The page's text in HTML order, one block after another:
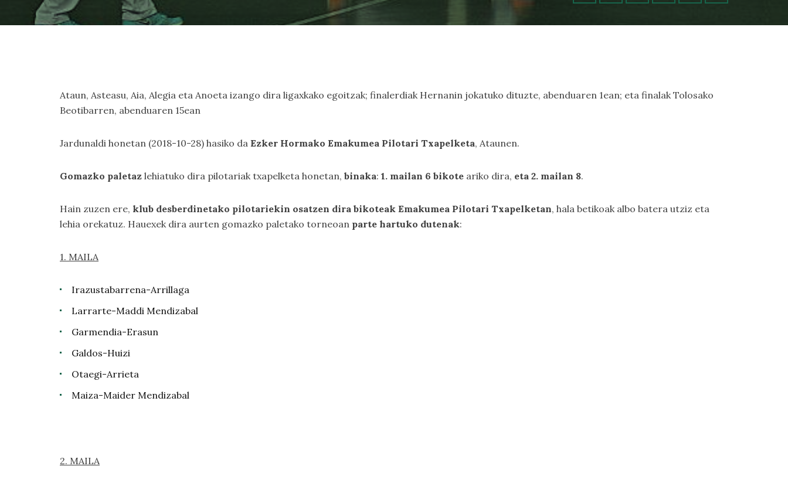
Ataun, Asteasu, Aia, Alegia eta Anoeta izango dira ligaxkako egoitzak; finalerdiak Hernanin jokatuko dituzte, abenduaren 1ean; eta finalak Tolosako
Beotibarren, abenduaren 15ean
Jardunaldi honetan (2018-10-28) hasiko da Ezker Hormako Emakumea Pilotari Txapelketa, Ataunen.
Gomazko paletaz lehiatuko dira pilotariak txapelketa honetan, binaka: 1. mailan 6 bikote ariko dira, eta 2. mailan 8.
Hain zuzen ere, klub desberdinetako pilotariekin osatzen dira bikoteak Emakumea Pilotari Txapelketan, hala betikoak albo batera utziz eta
lehia orekatuz. Hauexek dira aurten gomazko paletako torneoan parte hartuko dutenak:
1. MAILA
Irazustabarrena-Arrillaga
Larrarte-Maddi Mendizabal
Garmendia-Erasun
Galdos-Huizi
Otaegi-Arrieta
Maiza-Maider Mendizabal
2. MAILA